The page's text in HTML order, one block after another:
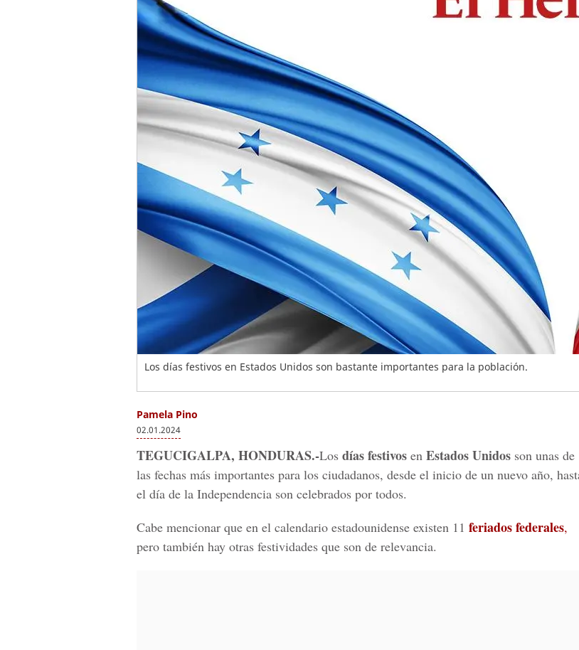
Los días festivos en Estados Unidos son bastante importantes para la población.
Pamela Pino
02.01.2024
TEGUCIGALPA, HONDURAS.-Los días festivos en Estados Unidos son unas de
las fechas más importantes para los ciudadanos, desde el inicio de un nuevo año,
el día de la Independencia son celebrados por todos.
Cabe mencionar que en el calendario estadounidense existen 11 feriados federales,
pero también hay otras festividades que son de relevancia.